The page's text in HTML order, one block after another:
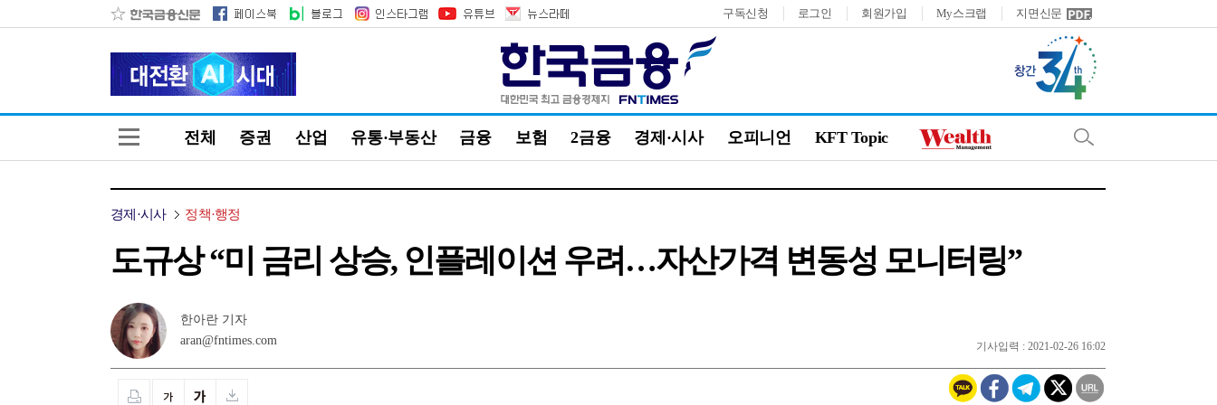
구독신청 로그인 회원가입 My스크랩 지면신문
전체 증권 산업 유통·부동산 금융 보험 2금융 경제·시사 오피니언 KFT Topic
경제·시사 정책·행정
도규상 “미 금리 상승, 인플레이션 우려…자산가격 변동성 모니터링”
한아란 기자
aran@fntimes.com
기사입력 : 2021-02-26 16:02